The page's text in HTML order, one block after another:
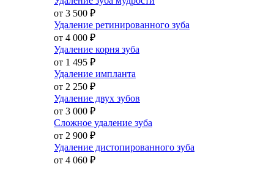
от 3 500 ₽
Удаление ретинированного зуба
от 4 000 ₽
Удаление корня зуба
от 1 495 ₽
Удаление импланта
от 2 250 ₽
Удаление двух зубов
от 3 000 ₽
Сложное удаление зуба
от 2 900 ₽
Удаление дистопированного зуба
от 4 060 ₽